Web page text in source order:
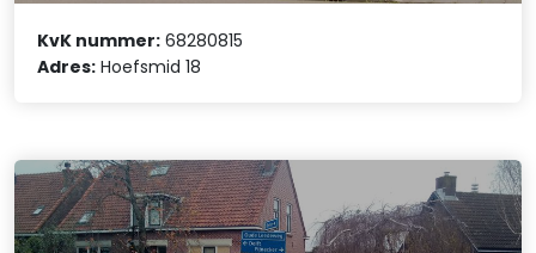
KvK nummer: 68280815
Adres: Hoefsmid 18